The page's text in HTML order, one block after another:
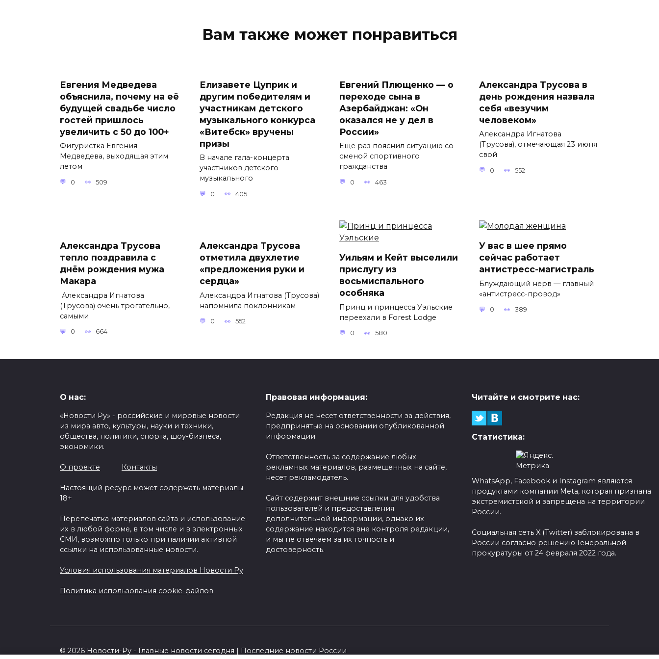
Вам также может понравиться
Евгения Медведева
объяснила, почему на её
будущей свадьбе число
гостей пришлось
увеличить с 50 до 100+
Фигуристка Евгения
Медведева, выходящая этим
летом
0 509
Елизавете Цуприк и
другим победителям и
участникам детского
музыкального конкурса
«Витебск» вручены
призы
В начале гала-концерта
участников детского
музыкального
0 405
Евгений Плющенко — о
переходе сына в
Азербайджан: «Он
оказался не у дел в
России»
Ещё раз пояснил ситуацию со
сменой спортивного
гражданства
0 463
Александра Трусова в
день рождения назвала
себя «везучим
человеком»
Александра Игнатова
(Трусова), отмечающая 23 июня
свой
0 552
Александра Трусова
тепло поздравила с
днём рождения мужа
Макара
Александра Игнатова
(Трусова) очень трогательно,
самыми
0 664
Александра Трусова
отметила двухлетие
«предложения руки и
сердца»
Александра Игнатова (Трусова)
напомнила поклонникам
0 552
Уильям и Кейт выселили
прислугу из
восьмиспального
особняка
Принц и принцесса Уэльские
переехали в Forest Lodge
0 580
У вас в шее прямо
сейчас работает
антистресс-магистраль
Блуждающий нерв — главный
«антистресс-провод»
0 389
О нас:
«Новости Ру» - российские и мировые новости
из мира авто, культуры, науки и техники,
общества, политики, спорта, шоу-бизнеса,
экономики.
О проекте Контакты
Настоящий ресурс может содержать материалы
18+
Перепечатка материалов сайта и использование
их в любой форме, в том числе и в электронных
СМИ, возможно только при наличии активной
ссылки на использованные новости.
Условия использования материалов Новости Ру
Политика использования cookie-файлов
Правовая информация:
Редакция не несет ответственности за действия,
предпринятые на основании опубликованной
информации.
Ответственность за содержание любых
рекламных материалов, размещенных на сайте,
несет рекламодатель.
Сайт содержит внешние ссылки для удобства
пользователей и предоставления
дополнительной информации, однако их
содержание находится вне контроля редакции,
и мы не отвечаем за их точность и
достоверность.
Читайте и смотрите нас:
Статистика:
WhatsApp, Facebook и Instagram являются
продуктами компании Meta, которая признана
экстремистской и запрещена на территории
России.
Социальная сеть X (Twitter) заблокирована в
России согласно решению Генеральной
прокуратуры от 24 февраля 2022 года.
© 2026 Новости-Ру - Главные новости сегодня | Последние новости России